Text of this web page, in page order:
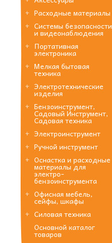
Расходные материалы
Системы безопасности
и видеонаблюдения
Портативная
электроника
Мелкая бытовая
техника
Электротехнические
изделия
Бензоинструмент,
Садовый Инструмент,
Садовая техника
Электроинструмент
Ручной инструмент
Оснастка и расходные
материалы для
электро-
бензоинструмента
Офисная мебель,
сейфы, шкафы
Силовая техника
Основной каталог
товаров